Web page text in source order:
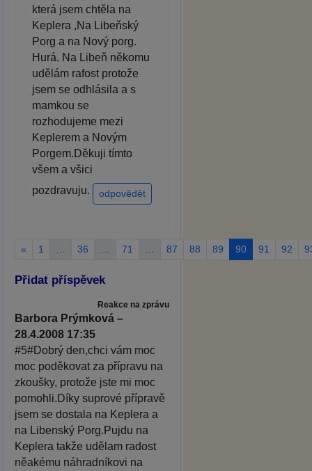
která jsem chtěla na
Keplera ,Na Libeňský
Porg a na Nový porg.
Hurá. Na Libeň někomu
udělám rafost protože
jsem se odhlásila a s
mamkou se
rozhodujeme mezi
Keplerem a Novým
Porgem.Děkuji tímto
všem a všici
pozdravuju.
odpovědět
« 1 36 71 87 88 89 90 91 92
Přidat příspěvek
Reakce na zprávu
Barbora Prýmková –
28.4.2008 17:35
#5#Dobrý den,chci vám moc
moc poděkovat za přípravu na
zkoušky, protože jste mi moc
pomohli.Díky suprové přípravě
jsem se dostala na Keplera a
na Libenský Porg.Pujdu na
Keplera takže udělam radost
něakému náhradníkovi na